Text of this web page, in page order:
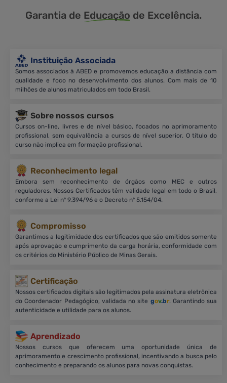
Garantia de Educação de Excelência.
Instituição Associada
Somos associados à ABED e promovemos educação a distância com
qualidade e foco no desenvolvimento dos alunos. Com mais de 10
milhões de alunos matriculados em todo Brasil.
Sobre nossos cursos
Cursos on-line, livres e de nível básico, focados no aprimoramento
profissional, sem equivalência a cursos de nível superior. O título do
curso não implica em formação profissional.
Reconhecimento legal
Embora sem reconhecimento de órgãos como MEC e outros
reguladores. Nossos Certificados têm validade legal em todo o Brasil,
conforme a Lei nº 9.394/96 e o Decreto nº 5.154/04.
Compromisso
Garantimos a legitimidade dos certificados que são emitidos somente
após aprovação e cumprimento da carga horária, conformidade com
os critérios do Ministério Público de Minas Gerais.
Certificação
Nossos certificados digitais são legitimados pela assinatura eletrônica
do Coordenador Pedagógico, validada no site gov.br. Garantindo sua
autenticidade e utilidade para os alunos.
Aprendizado
Nossos cursos que oferecem uma oportunidade única de
aprimoramento e crescimento profissional, incentivando a busca pelo
conhecimento e preparando os alunos para novas conquistas.